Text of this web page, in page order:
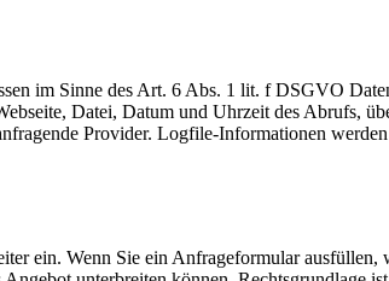
im Sinne des Art. 6 Abs. 1 lit. f DSGVO
Datei, Datum und Uhrzeit des Abrufs,
Provider. Logfile-Informationen
ein. Wenn Sie ein Anfrageformular